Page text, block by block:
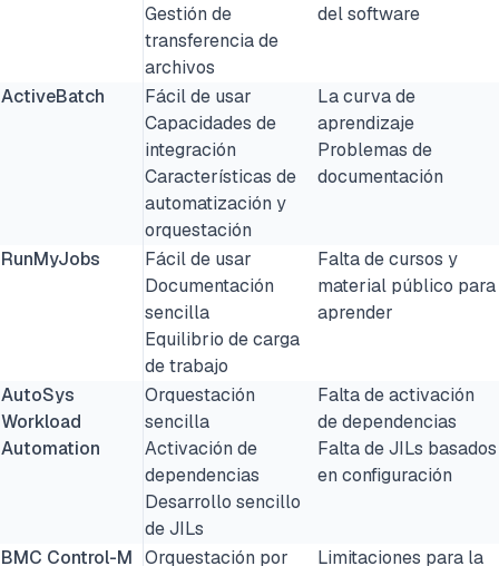
Gestión de
transferencia de
archivos
del software
ActiveBatch
Fácil de usar
Capacidades de
integración
Características de
automatización y
orquestación
La curva de
aprendizaje
Problemas de
documentación
RunMyJobs
Fácil de usar
Documentación
sencilla
Equilibrio de carga
de trabajo
Falta de cursos y
material público para
aprender
AutoSys
Workload
Automation
Orquestación
sencilla
Activación de
dependencias
Desarrollo sencillo
de JILs
Falta de activación
de dependencias
Falta de JILs basados
en configuración
BMC Control-M Orquestación por
Limitaciones para la